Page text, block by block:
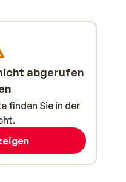
abgerufen
finden Sie in der